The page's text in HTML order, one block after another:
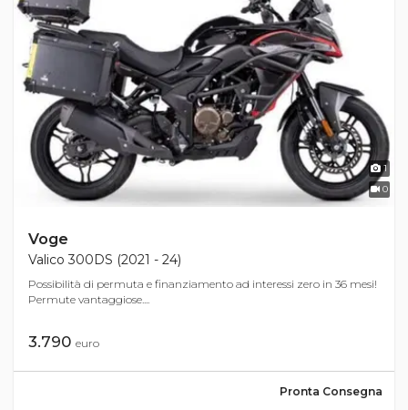
1
0
Voge
Valico 300DS (2021 - 24)
Possibilità di permuta e finanziamento ad interessi zero in 36 mesi!
Permute vantaggiose....
3.790 euro
Pronta Consegna